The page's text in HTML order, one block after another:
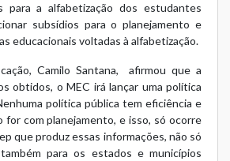
para a alfabetização dos estudantes
subsídios para o planejamento e
educacionais voltadas à alfabetização.
Camilo Santana, afirmou que a
obtidos, o MEC irá lançar uma política
política pública tem eficiência e
for com planejamento, e isso, só ocorre
que produz essas informações, não só
para os estados e municípios